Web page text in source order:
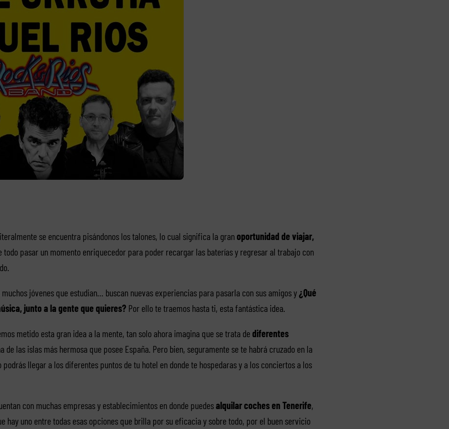
se encuentra pisándonos los talones, lo cual significa la granoportunidad de viajar,
todo pasar un momento enriquecedor para poder recargar las baterías y regresar al trabajo con
muchos jóvenes que estudian… buscan nuevas experiencias para pasarla con sus amigos y¿Qué
junto a la gente que quieres?Por ello te traemos hasta ti, esta fantástica idea.
metido esta gran idea a la mente, tan solo ahora imagina que se trata de diferentes
de las islas más hermosa que posee España. Pero bien, seguramente se te habrá cruzado en la
podrás llegar a los diferentes puntos de tu hotel en donde te hospedaras y a los conciertos a los
con muchas empresas y establecimientos en donde puedesalquilar coches en Tenerife,
hay uno entre todas esas opciones que brilla por su eficacia y sobre todo, por el buen servicio